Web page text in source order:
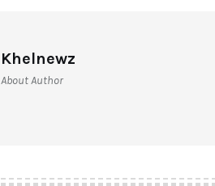
Khelnewz
About Author